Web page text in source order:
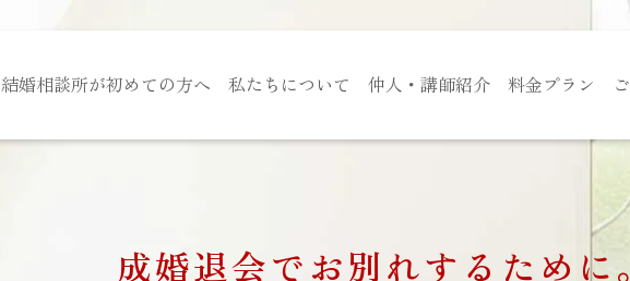
結婚相談所が初めての方へ 私たちについて 仲人・講師紹介 料金プラン
成婚退会でお別れするために。